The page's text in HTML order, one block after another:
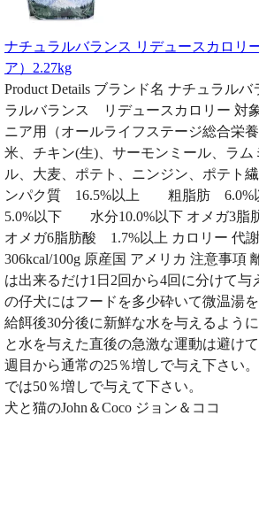
ナチュラルバランス リデュースカロリ
ア）2.27kg
Product Details ブランド名 ナチュラルバ
ラルバランス リデュースカロリー 対
ニア用（オールライフステージ総合栄
米、チキン(生)、サーモンミール、ラム
ル、大麦、ポテト、ニンジン、ポテト
ンパク質 16.5%以上 粗脂肪
5.0%以下 水分10.0%以下 オメガ3
オメガ6脂肪酸 1.7%以上 カロリー 代
306kcal/100g 原産国 アメリカ 注意事項
は出来るだけ1日2回から4回に分けて与
の仔犬にはフードを多少砕いて微温湯
給餌後30分後に新鮮な水を与えるよう
と水を与えた直後の急激な運動は避け
週目から通常の25％増しで与え下さい
では50％増しで与えて下さい。
犬と猫のJohn＆Coco ジョン＆ココ